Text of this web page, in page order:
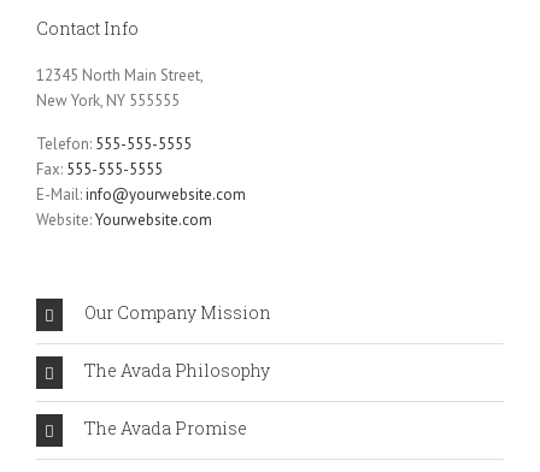
Contact Info
12345 North Main Street,
New York, NY 555555
Telefon: 555-555-5555
Fax: 555-555-5555
E-Mail:info@yourwebsite.com
Website:Yourwebsite.com
Our Company Mission
The Avada Philosophy
The Avada Promise